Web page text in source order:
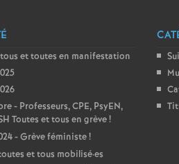
et toutes en manifestation
- Professeurs, CPE, PsyEN,
Toutes et tous en grève!
- Grève féministe!
et tous mobilisé·es